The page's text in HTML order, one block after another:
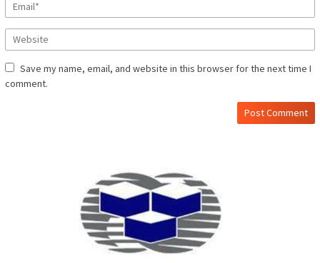
Save my name, email, and website in this browser for the next time I
comment.